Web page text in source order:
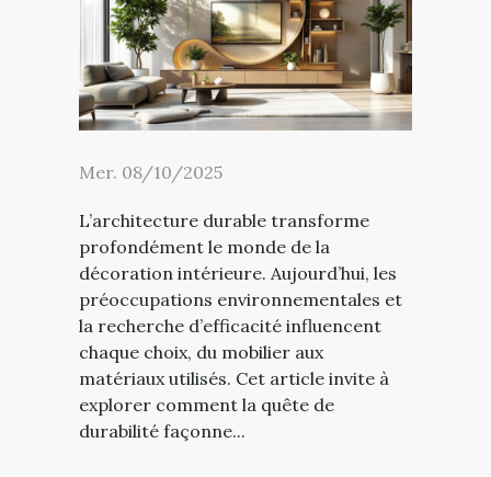
Mer. 08/10/2025
L’architecture durable transforme
profondément le monde de la
décoration intérieure. Aujourd’hui, les
préoccupations environnementales et
la recherche d’efficacité influencent
chaque choix, du mobilier aux
matériaux utilisés. Cet article invite à
explorer comment la quête de
durabilité façonne...